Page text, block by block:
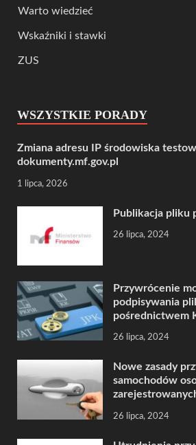
Warto wiedzieć
Wskaźniki i stawki
ZUS
WSZYSTKIE PORADY
Zmiana adresu IP środowiska
dokumenty.mf.gov.pl
1 lipca, 2026
Publikacja pliku
26 lipca, 2024
Przywrócenie
podpisywania
pośrednictwem
26 lipca, 2024
Nowe zasady
samochodów
26 lipca, 2024